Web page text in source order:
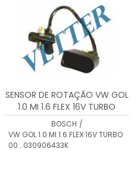
SENSOR DE ROTAÇÃO VW GOL
1.0 MI 1.6 FLEX 16V TURBO
00...030906433K
BOSCH /
VW GOL 1.0 MI 1.6 FLEX 16V TURBO
00...030906433K